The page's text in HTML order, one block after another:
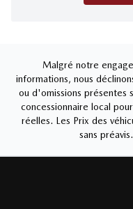
Malgré notre
informations, nous
ou d'omissions présentes
concessionnaire local
réelles. Les Prix des
sans préavis.